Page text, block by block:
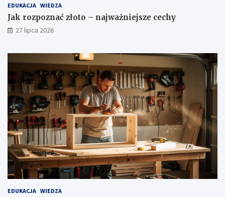
EDUKACJA WIEDZA
Jak rozpoznać złoto – najważniejsze cechy
27 lipca 2026
EDUKACJA WIEDZA